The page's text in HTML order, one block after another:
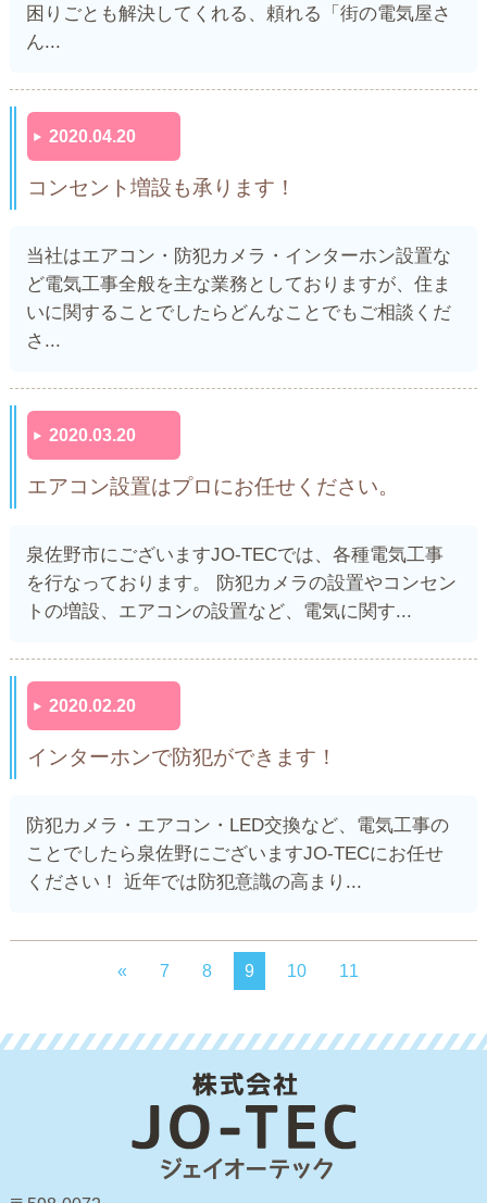
困りごとも解決してくれる、頼れる「街の電気屋さ
ん...
2020.04.20
コンセント増設も承ります！
当社はエアコン・防犯カメラ・インターホン設置な
ど電気工事全般を主な業務としておりますが、住ま
いに関することでしたらどんなことでもご相談くだ
さ...
2020.03.20
エアコン設置はプロにお任せください。
泉佐野市にございますJO-TECでは、各種電気工事
を行なっております。 防犯カメラの設置やコンセン
トの増設、エアコンの設置など、電気に関す...
2020.02.20
インターホンで防犯ができます！
防犯カメラ・エアコン・LED交換など、電気工事の
ことでしたら泉佐野にございますJO-TECにお任せ
ください！ 近年では防犯意識の高まり...
« 7 8 9 10 11